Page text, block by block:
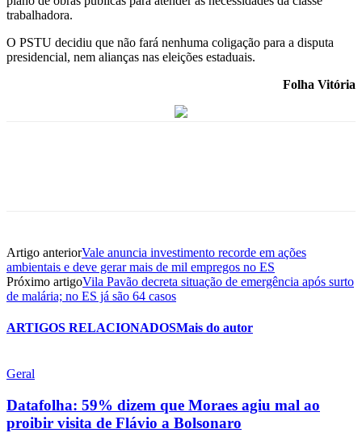
trabalhadora.
O PSTU decidiu que não fará nenhuma coligação para a disputa
presidencial, nem alianças nas eleições estaduais.
Folha Vitória
Artigo anteriorVale anuncia investimento recorde em ações
ambientais e deve gerar mais de mil empregos no ES
Próximo artigoVila Pavão decreta situação de emergência após surto
de malária; no ES já são 64 casos
ARTIGOS RELACIONADOSMais do autor
Geral
Datafolha: 59% dizem que Moraes agiu mal ao
proibir visita de Flávio a Bolsonaro